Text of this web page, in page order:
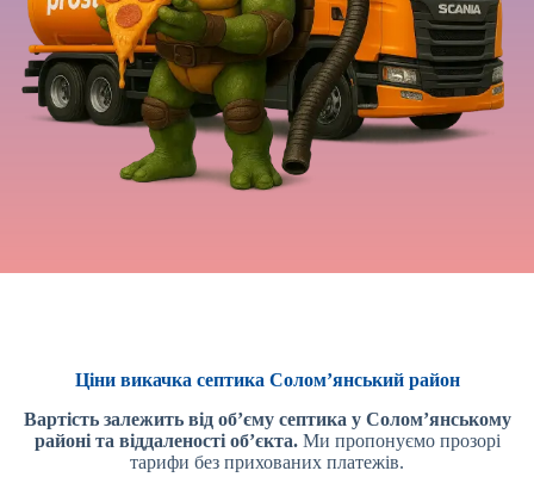
Ціни викачка септика Солом’янський район
Вартість залежить від об’єму септика у Солом’янському
районі та віддаленості об’єкта.Ми пропонуємо прозорі
тарифи без прихованих платежів.